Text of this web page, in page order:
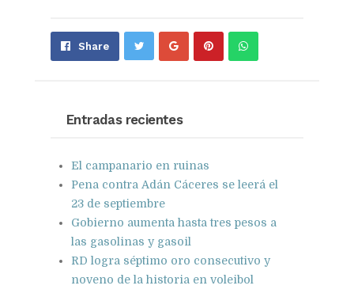
Share Share Pin Send
Entradas recientes
El campanario en ruinas
Pena contra Adán Cáceres se leerá el
23 de septiembre
Gobierno aumenta hasta tres pesos a
las gasolinas y gasoil
RD logra séptimo oro consecutivo y
noveno de la historia en voleibol